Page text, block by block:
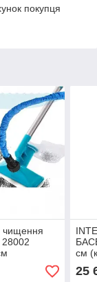
покупця
чищення
см
25